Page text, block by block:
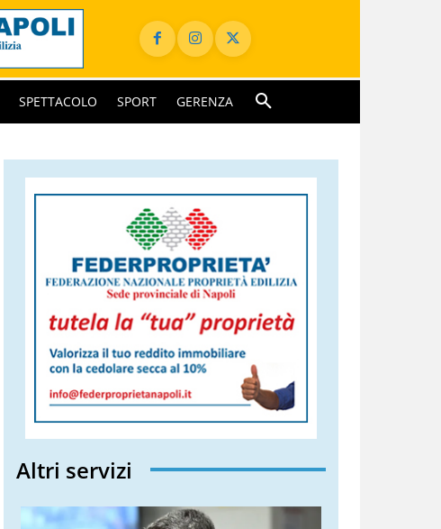
SPETTACOLO SPORT GERENZA
Altri servizi